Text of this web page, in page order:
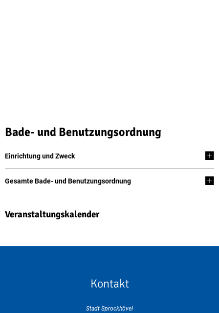
Bade- und Benutzungsordnung
Einrichtung und Zweck
Gesamte Bade- und Benutzungsordnung
Veranstaltungskalender
Kontakt
Stadt Sprockhövel